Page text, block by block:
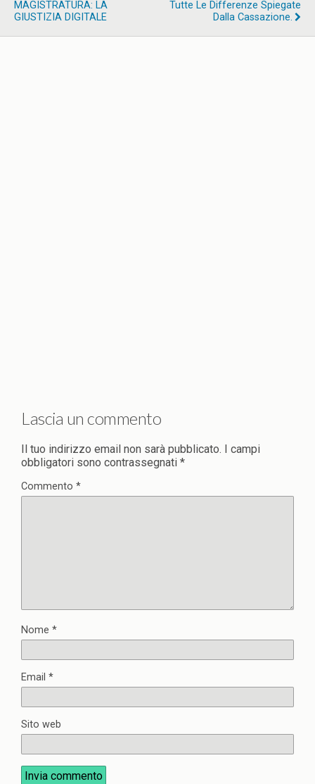
MAGISTRATURA: LA
GIUSTIZIA DIGITALE
Tutte Le Differenze Spiegate
Dalla Cassazione.
Lascia un commento
Il tuo indirizzo email non sarà pubblicato.
I campi
obbligatori sono contrassegnati *
Commento *
Nome *
Email *
Sito web